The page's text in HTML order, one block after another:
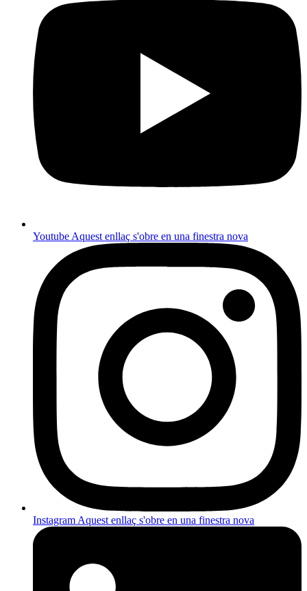
Youtube Aquest enllaç s'obre en una finestra nova
Instagram Aquest enllaç s'obre en una finestra nova